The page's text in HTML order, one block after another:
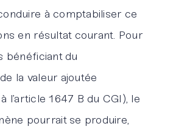
à comptabiliser ce
en résultat courant. Pour
bénéficiant du
la valeur ajoutée
l’article 1647 B du CGI), le
pourrait se produire,